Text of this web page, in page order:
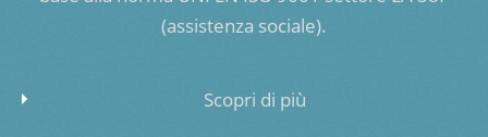
(assistenza sociale).
Scopri di più